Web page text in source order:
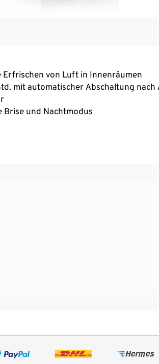
Erfrischen von Luft in Innenräumen
mit automatischer Abschaltung nach
Brise und Nachtmodus
2 zusätzlichen Kühlakkus